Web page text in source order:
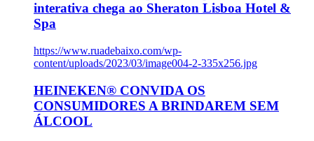
interativa chega ao Sheraton Lisboa Hotel &
Spa
https://www.ruadebaixo.com/wp-
content/uploads/2023/03/image004-2-335x256.jpg
HEINEKEN® CONVIDA OS
CONSUMIDORES A BRINDAREM SEM
ÁLCOOL